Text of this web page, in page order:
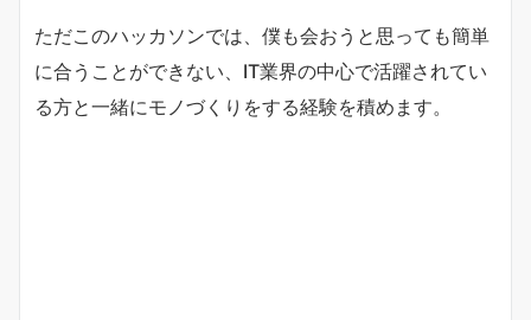
ただこのハッカソンでは、僕も会おうと思っても簡単
に合うことができない、IT業界の中心で活躍されてい
る方と一緒にモノづくりをする経験を積めます。